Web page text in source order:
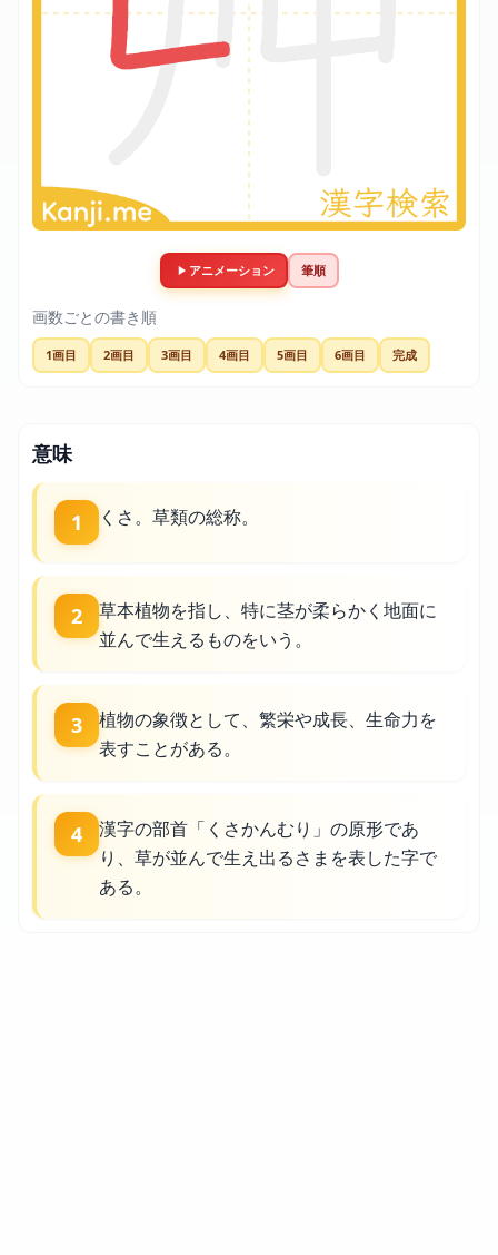
アニメーション 筆順
画数ごとの書き順
1画目 2画目 3画目 4画目 5画目 6画目 完成
意味
1 くさ。草類の総称。
2
草本植物を指し、特に茎が柔らかく地面に
並んで生えるものをいう。
3
植物の象徴として、繁栄や成長、生命力を
表すことがある。
4
漢字の部首「くさかんむり」の原形であ
り、草が並んで生え出るさまを表した字で
ある。